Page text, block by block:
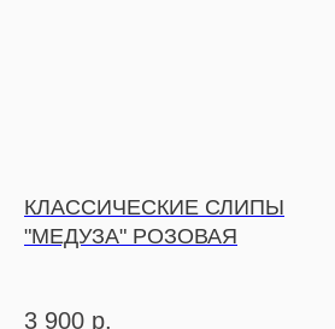
КЛАССИЧЕСКИЕ СЛИПЫ
"МЕДУЗА" РОЗОВАЯ
3 900 р.